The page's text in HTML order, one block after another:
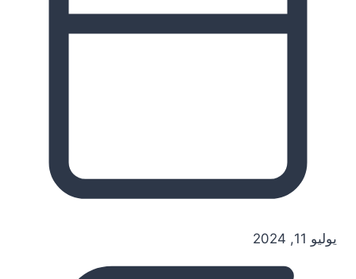
يوليو 11, 2024